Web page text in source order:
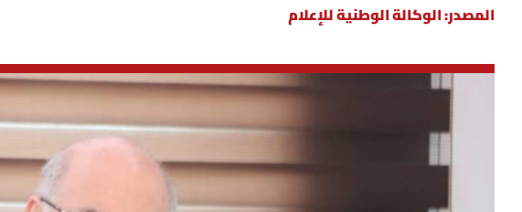
المصدر: الوكالة الوطنية للإعلام